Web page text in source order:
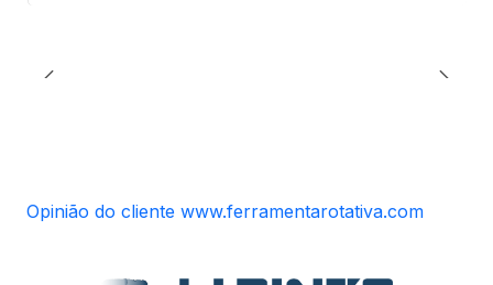
Opinião do cliente www.ferramentarotativa.com